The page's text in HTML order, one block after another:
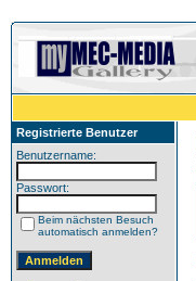
Registrierte Benutzer
Benutzername:
Passwort:
Beim nächsten Besuch
automatisch anmelden?